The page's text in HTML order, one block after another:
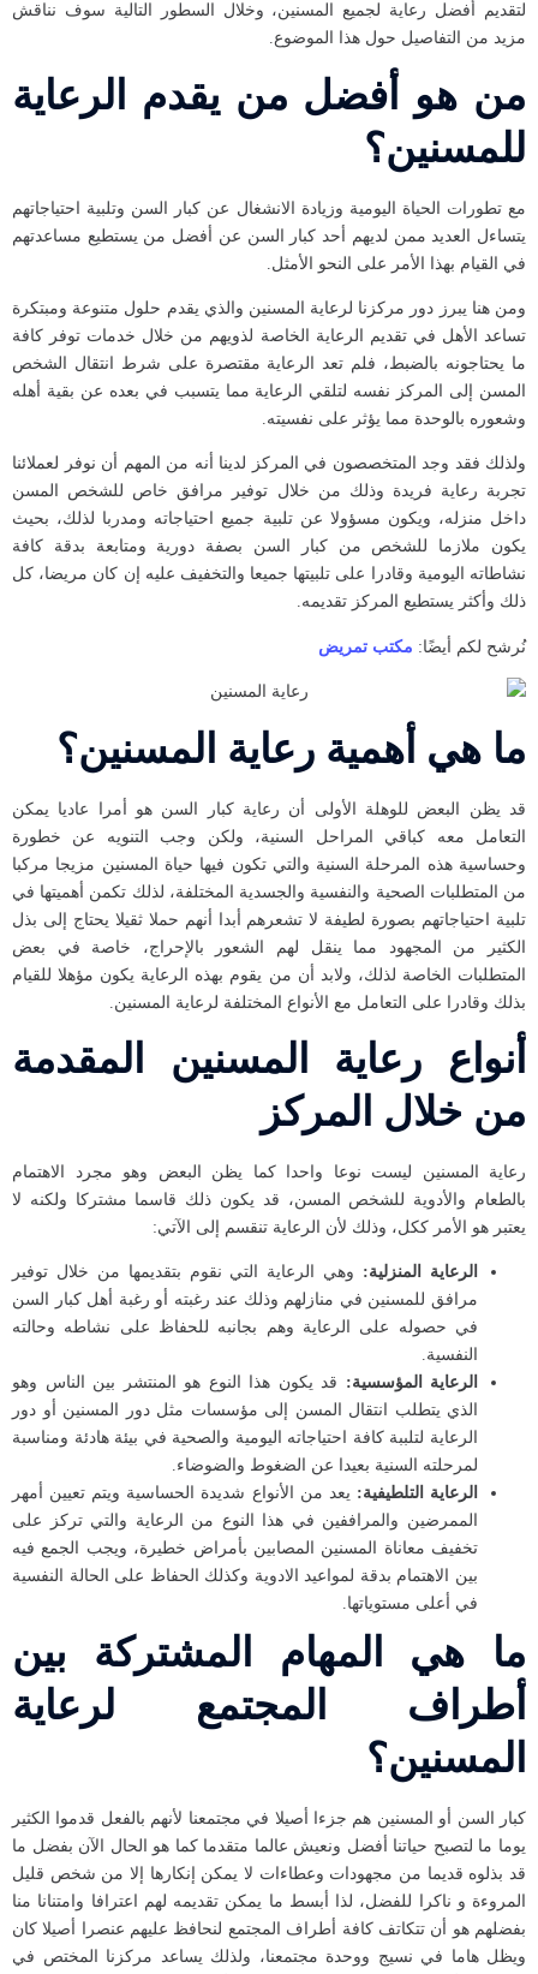
لتقديم أفضل رعاية لجميع المسنين، وخلال السطور التالية سوف نناقش
مزيد من التفاصيل حول هذا الموضوع.
من هو أفضل من يقدم الرعاية
للمسنين؟
مع تطورات الحياة اليومية وزيادة الانشغال عن كبار السن وتلبية احتياجاتهم
يتساءل العديد ممن لديهم أحد كبار السن عن أفضل من يستطيع مساعدتهم
في القيام بهذا الأمر على النحو الأمثل.
ومن هنا يبرز دور مركزنا لرعاية المسنين والذي يقدم حلول متنوعة ومبتكرة
تساعد الأهل في تقديم الرعاية الخاصة لذويهم من خلال خدمات توفر كافة
ما يحتاجونه بالضبط، فلم تعد الرعاية مقتصرة على شرط انتقال الشخص
المسن إلى المركز نفسه لتلقي الرعاية مما يتسبب في بعده عن بقية أهله
وشعوره بالوحدة مما يؤثر على نفسيته.
ولذلك فقد وجد المتخصصون في المركز لدينا أنه من المهم أن نوفر لعملائنا
تجربة رعاية فريدة وذلك من خلال توفير مرافق خاص للشخص المسن
داخل منزله، ويكون مسؤولا عن تلبية جميع احتياجاته ومدربا لذلك، بحيث
يكون ملازما للشخص من كبار السن بصفة دورية ومتابعة بدقة كافة
نشاطاته اليومية وقادرا على تلبيتها جميعا والتخفيف عليه إن كان مريضا، كل
ذلك وأكثر يستطيع المركز تقديمه.
نُرشح لكم أيضًا: مكتب تمريض
ما هي أهمية رعاية المسنين؟
قد يظن البعض للوهلة الأولى أن رعاية كبار السن هو أمرا عاديا يمكن
التعامل معه كباقي المراحل السنية، ولكن وجب التنويه عن خطورة
وحساسية هذه المرحلة السنية والتي تكون فيها حياة المسنين مزيجا مركبا
من المتطلبات الصحية والنفسية والجسدية المختلفة، لذلك تكمن أهميتها في
تلبية احتياجاتهم بصورة لطيفة لا تشعرهم أبدا أنهم حملا ثقيلا يحتاج إلى بذل
الكثير من المجهود مما ينقل لهم الشعور بالإحراج، خاصة في بعض
المتطلبات الخاصة لذلك، ولابد أن من يقوم بهذه الرعاية يكون مؤهلا للقيام
بذلك وقادرا على التعامل مع الأنواع المختلفة لرعاية المسنين.
أنواع رعاية المسنين المقدمة
من خلال المركز
رعاية المسنين ليست نوعا واحدا كما يظن البعض وهو مجرد الاهتمام
بالطعام والأدوية للشخص المسن، قد يكون ذلك قاسما مشتركا ولكنه لا
يعتبر هو الأمر ككل، وذلك لأن الرعاية تنقسم إلى الآتي:
الرعاية المنزلية: وهي الرعاية التي نقوم بتقديمها من خلال توفير
مرافق للمسنين في منازلهم وذلك عند رغبته أو رغبة أهل كبار السن
في حصوله على الرعاية وهم بجانبه للحفاظ على نشاطه وحالته
النفسية.
الرعاية المؤسسية: قد يكون هذا النوع هو المنتشر بين الناس وهو
الذي يتطلب انتقال المسن إلى مؤسسات مثل دور المسنين أو دور
الرعاية لتلببة كافة احتياجاته اليومية والصحية في بيئة هادئة ومناسبة
لمرحلته السنية بعيدا عن الضغوط والضوضاء.
الرعاية التلطيفية: يعد من الأنواع شديدة الحساسية ويتم تعيين أمهر
الممرضين والمراففين في هذا النوع من الرعاية والتي تركز على
تخفيف معاناة المسنين المصابين بأمراض خطيرة، ويجب الجمع فيه
بين الاهتمام بدقة لمواعيد الادوية وكذلك الحفاظ على الحالة النفسية
في أعلى مستوياتها.
ما هي المهام المشتركة بين
أطراف المجتمع لرعاية
المسنين؟
كبار السن أو المسنين هم جزءا أصيلا في مجتمعنا لأنهم بالفعل قدموا الكثير
يوما ما لتصبح حياتنا أفضل ونعيش عالما متقدما كما هو الحال الآن بفضل ما
قد بذلوه قديما من مجهودات وعطاءات لا يمكن إنكارها إلا من شخص قليل
المروءة و ناكرا للفضل، لذا أبسط ما يمكن تقديمه لهم اعترافا وامتنانا منا
بفضلهم هو أن تتكاتف كافة أطراف المجتمع لنحافظ عليهم عنصرا أصيلا كان
ويظل هاما في نسيج ووحدة مجتمعنا، ولذلك يساعد مركزنا المختص في